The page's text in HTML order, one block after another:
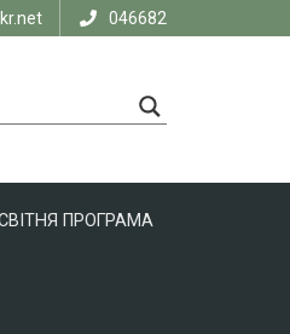
046682
ПРОГРАМА